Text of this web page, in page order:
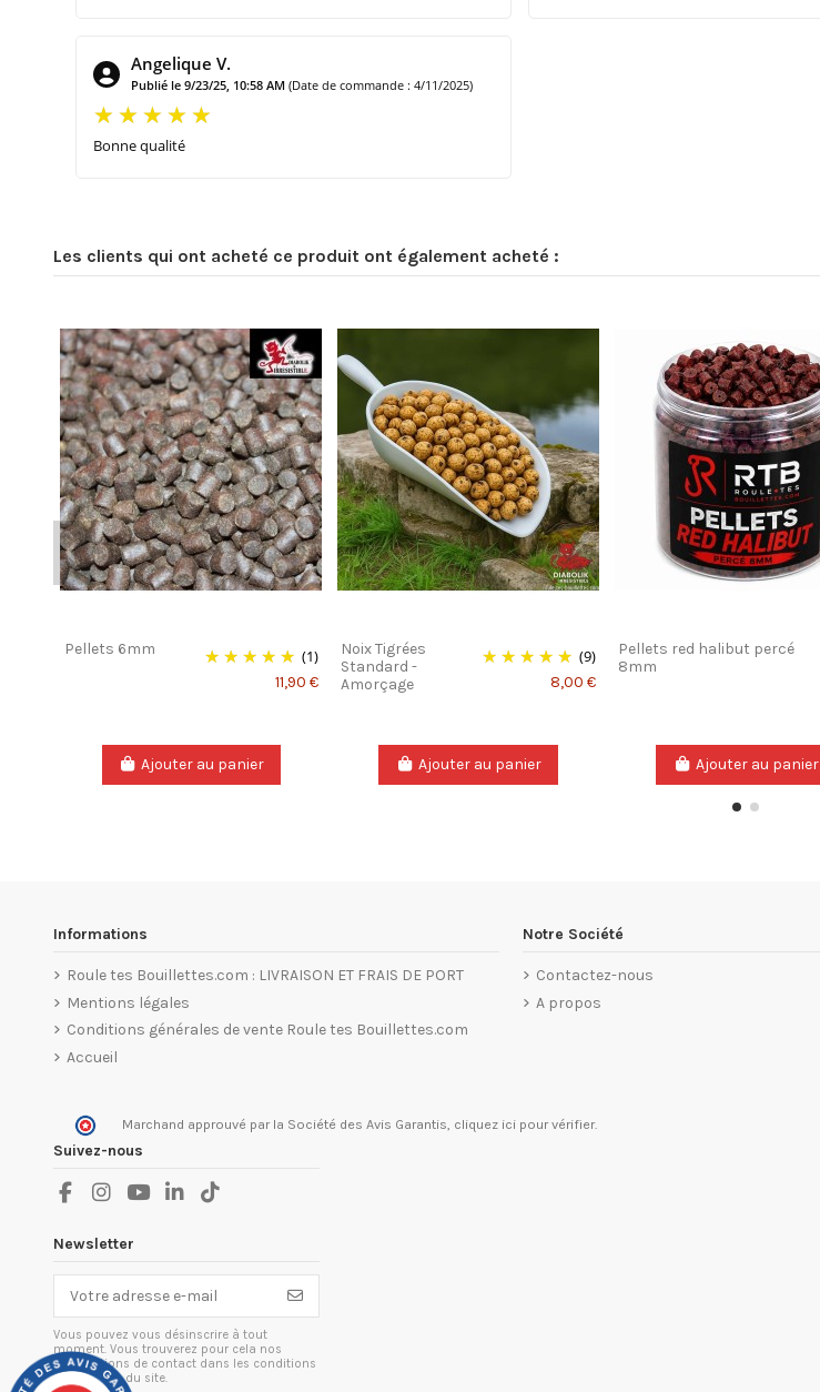
Angelique V.
Publié le 9/23/25, 10:58 AM (Date de commande : 4/11/2025)
Bonne qualité
Les clients qui ont acheté ce produit ont également acheté :
Pellets 6mm (1)
11,90 €
Ajouter au panier
Noix Tigrées
Standard -
Amorçage
(9)
8,00 €
Ajouter au panier
Pellets red halibut percé
8mm
Ajouter au panier
Informations
Roule tes Bouillettes.com : LIVRAISON ET FRAIS DE PORT
Mentions légales
Conditions générales de vente Roule tes Bouillettes.com
Accueil
Notre Société
Contactez-nous
A propos
Marchand approuvé par la Société des Avis Garantis, cliquez ici pour vérifier.
Suivez-nous
Newsletter
Vous pouvez vous désinscrire à tout
moment. Vous trouverez pour cela nos
informations de contact dans les conditions
d'utilisation du site.